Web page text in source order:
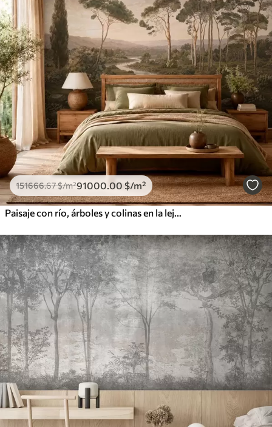
151666.67$/m²91000.00 $/m²
Paisaje con río, árboles y colinas en la lejanía